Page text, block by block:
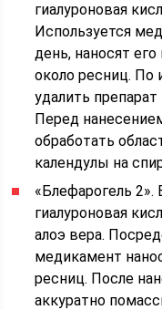
гиалуроновая
Используется
день, наносят его
около ресниц. По
удалить
Перед
обработать
календулы на
«Блефарогель
гиалуроновая
алоэ вера.
медикамент
ресниц. После
аккуратно